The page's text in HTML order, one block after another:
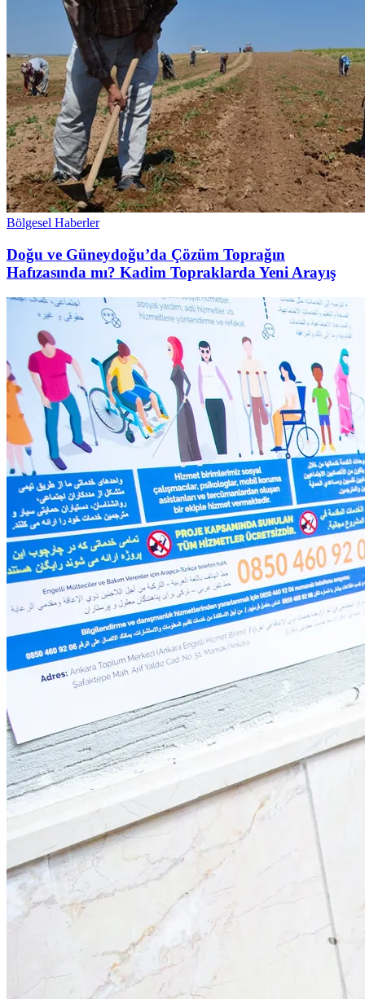
Bölgesel Haberler
Doğu ve Güneydoğu’da Çözüm Toprağın
Hafızasında mı? Kadim Topraklarda Yeni Arayış